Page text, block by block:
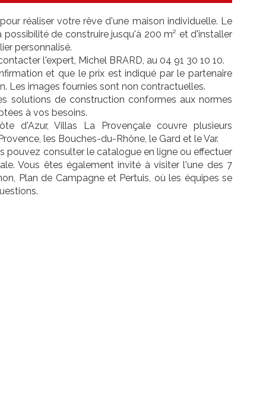
réaliser votre rêve d'une maison individuelle. Le
de construire jusqu'à 200 m² et d'installer
personnalisé.
l'expert, Michel BRARD, au 04 91 30 10 10.
et que le prix est indiqué par le partenaire
Les images fournies sont non contractuelles.
solutions de construction conformes aux normes
à vos besoins.
d'Azur, Villas La Provençale couvre plusieurs
les Bouches-du-Rhône, le Gard et le Var.
pouvez consulter le catalogue en ligne ou effectuer
Vous êtes également invité à visiter l'une des 7
Plan de Campagne et Pertuis, où les équipes se